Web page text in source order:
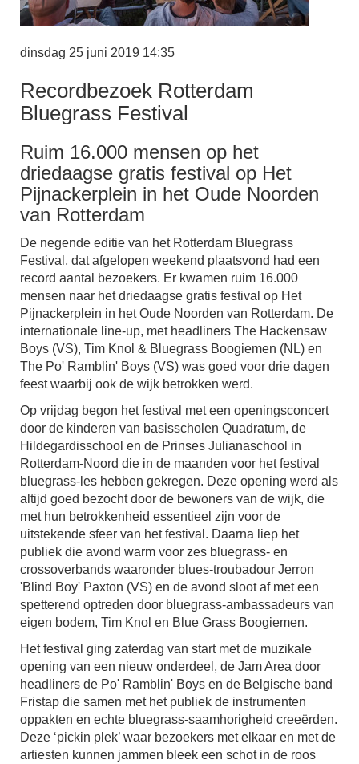
dinsdag 25 juni 2019 14:35
Recordbezoek Rotterdam
Bluegrass Festival
Ruim 16.000 mensen op het
driedaagse gratis festival op Het
Pijnackerplein in het Oude Noorden
van Rotterdam
De negende editie van het Rotterdam Bluegrass
Festival, dat afgelopen weekend plaatsvond had een
record aantal bezoekers. Er kwamen ruim 16.000
mensen naar het driedaagse gratis festival op Het
Pijnackerplein in het Oude Noorden van Rotterdam. De
internationale line-up, met headliners The Hackensaw
Boys (VS), Tim Knol & Bluegrass Boogiemen (NL) en
The Po' Ramblin' Boys (VS) was goed voor drie dagen
feest waarbij ook de wijk betrokken werd.
Op vrijdag begon het festival met een openingsconcert
door de kinderen van basisscholen Quadratum, de
Hildegardisschool en de Prinses Julianaschool in
Rotterdam-Noord die in de maanden voor het festival
bluegrass-les hebben gekregen. Deze opening werd als
altijd goed bezocht door de bewoners van de wijk, die
met hun betrokkenheid essentieel zijn voor de
uitstekende sfeer van het festival. Daarna liep het
publiek die avond warm voor zes bluegrass- en
crossoverbands waaronder blues-troubadour Jerron
'Blind Boy' Paxton (VS) en de avond sloot af met een
spetterend optreden door bluegrass-ambassadeurs van
eigen bodem, Tim Knol en Blue Grass Boogiemen.
Het festival ging zaterdag van start met de muzikale
opening van een nieuw onderdeel, de Jam Area door
headliners de Po' Ramblin' Boys en de Belgische band
Fristap die samen met het publiek de instrumenten
oppakten en echte bluegrass-saamhorigheid creeërden.
Deze ‘pickin plek’ waar bezoekers met elkaar en met de
artiesten kunnen jammen bleek een schot in de roos